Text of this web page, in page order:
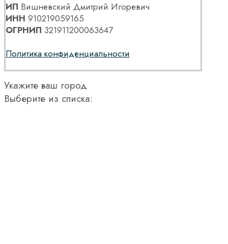
ИП Вишневский Дмитрий Игоревич
ИНН 910219059165
ОГРНИП 321911200063647
Политика конфиденциальности
Укажите ваш город
Выберите из списка: